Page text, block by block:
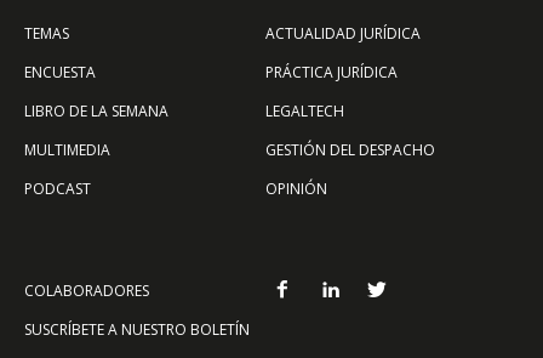
TEMAS
ENCUESTA
LIBRO DE LA SEMANA
MULTIMEDIA
PODCAST
ACTUALIDAD JURÍDICA
PRÁCTICA JURÍDICA
LEGALTECH
GESTIÓN DEL DESPACHO
OPINIÓN
COLABORADORES
SUSCRÍBETE A NUESTRO BOLETÍN